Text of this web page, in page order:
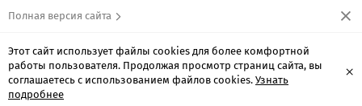
Полная версия сайта
Этот сайт использует файлы cookies для более комфортной
работы пользователя. Продолжая просмотр страниц сайта, вы
соглашаетесь с использованием файлов cookies. Узнать
подробнее
×